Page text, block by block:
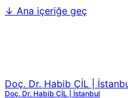
↓ Ana içeriğe geç
Doç. Dr. Habib ÇİL |
Doç. Dr. Habib ÇİL | İstanbul